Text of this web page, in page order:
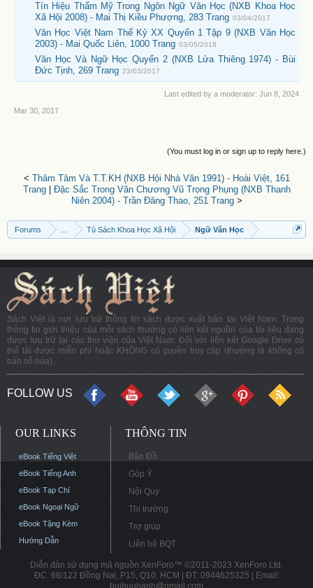
Tín Hiệu Thẩm Mỹ Trong Ngôn Ngữ Văn Học (NXB Khoa Học
Xã Hội 2008) - Mai Thị Kiều Phượng, 283 Trang 03/04/2017
Văn Học Việt Nam Thế Kỷ XX Quyển 1 Tập 9 (NXB Văn Học
2003) - Mai Quốc Liên, 1000 Trang 03/05/2018
Văn Học Và Ngữ Học Quyển 2 (NXB Lửa Thiêng 1974) - Bùi
Đức Tịnh, 269 Trang 23/03/2017
Last edited by a moderator: Jun 8, 2024
Mar 30, 2017
(You must log in or sign up to reply here.)
< Thâm Tâm Và T.T.KH (NXB Hội Nhà Văn 1991) - Hoài Việt, 161
Trang| Đặc Sắc Trong Văn Chương Vũ Trọng Phụng (NXB Thanh
Niên 2004) - Trần Đăng Thao, 251 Trang>
Forums Tủ Sách Khoa Học Xã Hội Ngữ Văn Học
Sách Việt là nơi lưu trữ thông tin sách được xuất bản tại Việt Nam. Trong
thông tin giới thiệu của mỗi sách thường có liên kết nguồn của tài liệu đang
được lưu trữ tại các thư viện của Việt Nam. Đối với liên kết Google Drive có
thể tải được miễn phí hoặc KHÔNG có quyền truy cập (thường là không có
bản số hóa).
FOLLOW US
OUR LINKS
eBook Tiếng Việt
eBook Tiếng Anh
eBook Tạp Chí
eBook Ngoại Ngữ
eBook Tặng Kèm
Hướng Dẫn
THÔNG TIN
Bản Đồ
Góp Ý
Nội Quy
Thị trường
Trợ giúp
Liên hệ BQT
Diễn đàn sử dụng mã nguồn XenForo™ ©2011-2023 XenForo Ltd.
ĐC: 68/122 Đồng Nai, P15, Q10, HCM | ĐT: 0944625325 | Email: